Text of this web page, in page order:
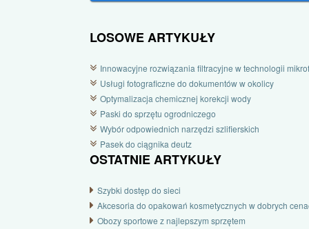
LOSOWE ARTYKUŁY
Innowacyjne rozwiązania filtracyjne w technologii
Usługi fotograficzne do dokumentów w okolicy
Optymalizacja chemicznej korekcji wody
Paski do sprzętu ogrodniczego
Wybór odpowiednich narzędzi szlifierskich
Pasek do ciągnika deutz
OSTATNIE ARTYKUŁY
Szybki dostęp do sieci
Akcesoria do opakowań kosmetycznych w dobrych
Obozy sportowe z najlepszym sprzętem